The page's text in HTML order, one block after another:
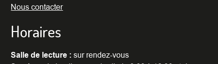
Nous contacter
Horaires
Salle de lecture : sur rendez-vous